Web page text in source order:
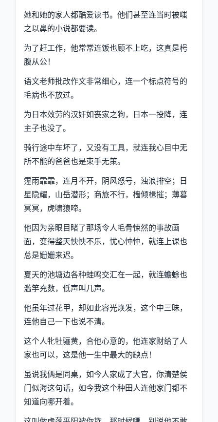
她和她的家人都酷爱读书。他们甚至连当时被嗤
之以鼻的小说都要读。
为了赶工作，他常常连饭也顾不上吃，这真是枵
腹从公！
语文老师批改作文非常细心，连一个标点符号的
毛病也不放过。
为日本效劳的汉奸如丧家之狗，日本一投降，连
主子也没了。
骑行途中车坏了，又没有工具，就连我心目中无
所不能的爸爸也是束手无策。
霪雨霏霏，连月不开，阴风怒号，浊浪排空；日
星隐耀，山岳潜形；商旅不行，樯倾楫摧；薄暮
冥冥，虎啸猿啼。
他因为亲眼目睹了那场令人毛骨悚然的事故画
面，变得整天怏怏不乐，忧心忡忡，就连上课也
总是姗姗来迟。
夏天的池塘边各种蛙鸣交汇在一起，就连蟾蜍也
滥竽充数，低声叫几声。
他虽年过花甲，却如此容光焕发，这个中三昧，
连他自己一下也说不清。
这个人牝牡骊黄，合他心意的，他连家财给了人
家也可以，这是他一生中最大的缺点！
虽说我俩是同桌，如今人家成了大官，你清楚侯
门似海这句话，如今我这个种田人连他家门都不
知道向哪开着。